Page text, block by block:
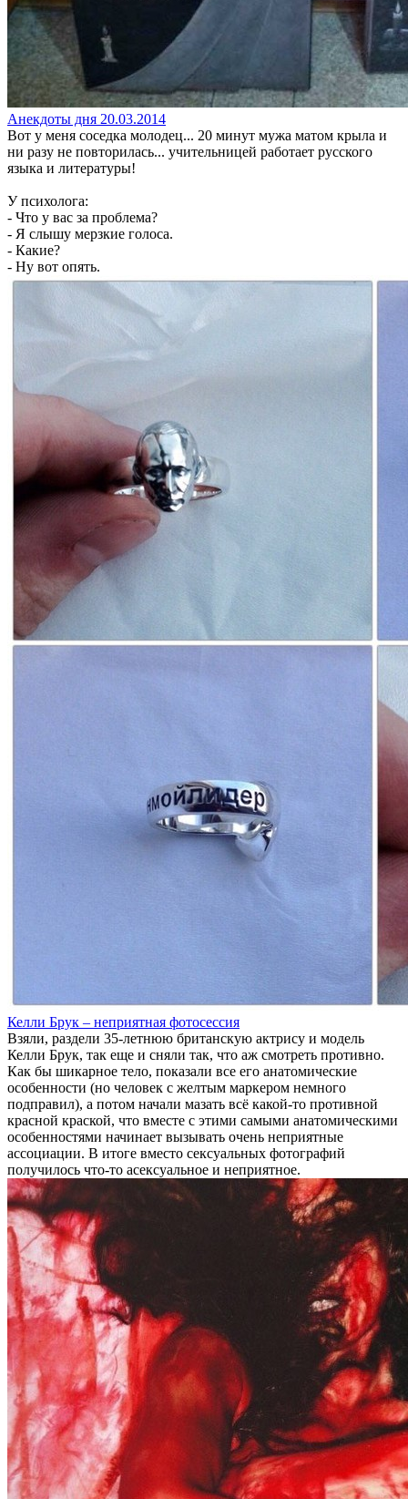
Анекдоты дня 20.03.2014
Вот у меня соседка молодец... 20 минут мужа матом крыла и
ни разу не повторилась... учительницей работает русского
языка и литературы!
У психолога:
- Что у вас за проблема?
- Я слышу мерзкие голоса.
- Какие?
- Ну вот опять.
Келли Брук – неприятная фотосессия
Взяли, раздели 35-летнюю британскую актрису и модель
Келли Брук, так еще и сняли так, что аж смотреть противно.
Как бы шикарное тело, показали все его анатомические
особенности (но человек с желтым маркером немного
подправил), а потом начали мазать всё какой-то противной
красной краской, что вместе с этими самыми анатомическими
особенностями начинает вызывать очень неприятные
ассоциации. В итоге вместо сексуальных фотографий
получилось что-то асексуальное и неприятное.